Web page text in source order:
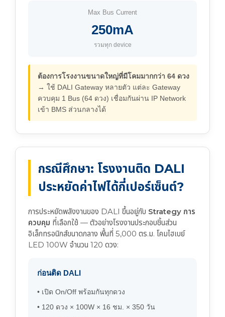
Max Bus Current
250mA
รวมทุก device
ต้องการโรงงานขนาดใหญ่ที่มีโคมมากกว่า 64 ดวง
→ ใช้ DALI Gateway หลายตัว แต่ละ Gateway
ควบคุม 1 Bus (64 ดวง) เชื่อมกันผ่าน IP Network
เข้า BMS ส่วนกลางได้
กรณีศึกษา: โรงงานติด DALI
ประหยัดค่าไฟได้กี่เปอร์เซ็นต์?
การประหยัดพลังงานของ DALI ขึ้นอยู่กับ Strategy การ
ควบคุม ที่เลือกใช้ — ตัวอย่างโรงงานประกอบชิ้นส่วน
อิเล็กทรอนิกส์ขนาดกลาง พื้นที่ 5,000 ตร.ม. โคมไฮเบย์
LED 100W จำนวน 120 ดวง:
ก่อนติด DALI
• เปิด On/Off พร้อมกันทุกดวง
• 120 ดวง × 100W × 16 ชม. × 350 วัน